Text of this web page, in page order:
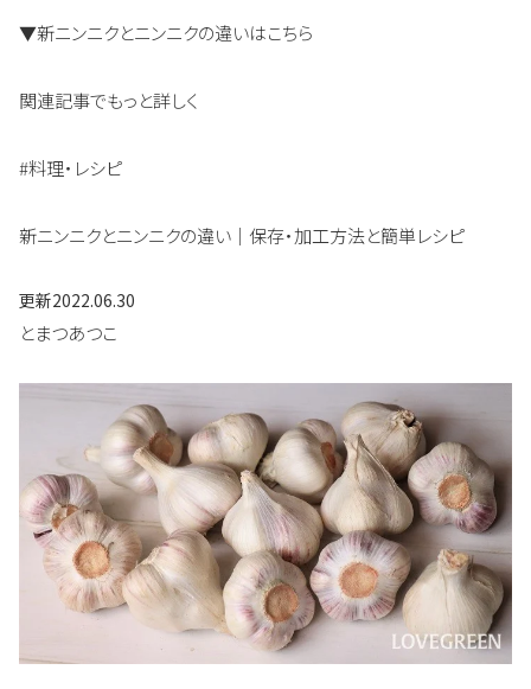
▼新ニンニクとニンニクの違いはこちら
関連記事でもっと詳しく
#料理・レシピ
新ニンニクとニンニクの違い｜保存・加工方法と簡単レシピ
更新2022.06.30
とまつあつこ